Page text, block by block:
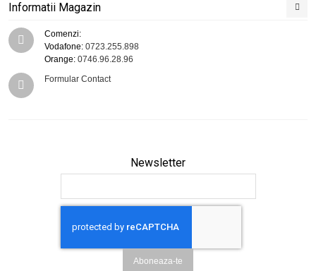
Informatii Magazin
Comenzi:
Vodafone: 0723.255.898
Orange: 0746.96.28.96
Formular Contact
Newsletter
Aboneaza-te